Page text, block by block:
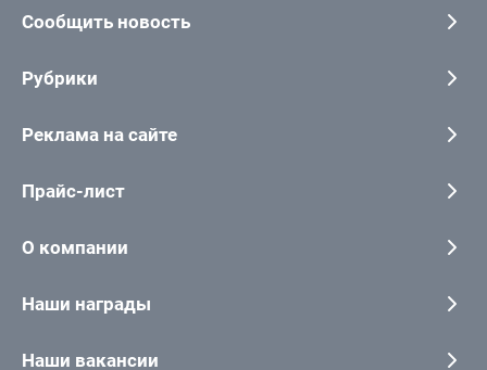
Сообщить новость
Рубрики
Реклама на сайте
Прайс-лист
О компании
Наши награды
Наши вакансии